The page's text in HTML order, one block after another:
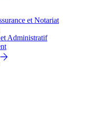
et Notariat
Administratif